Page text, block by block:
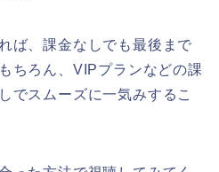
ば、課金なしでも最後まで
ちろん、VIPプランなどの課
でスムーズに一気みするこ